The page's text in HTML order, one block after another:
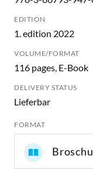
EDITION
1. edition 2022
VOLUME/FORMAT
116 pages, E-Book
DELIVERY STATUS
Lieferbar
FORMAT